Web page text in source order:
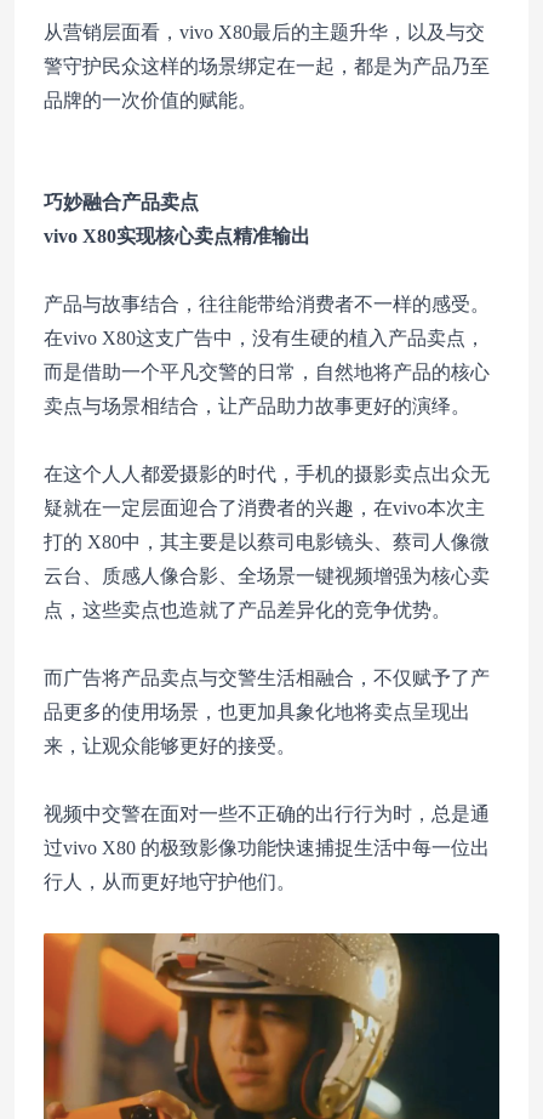
从营销层面看，vivo X80最后的主题升华，以及与交
警守护民众这样的场景绑定在一起，都是为产品乃至
品牌的一次价值的赋能。
巧妙融合产品卖点
vivo X80实现核心卖点精准输出
产品与故事结合，往往能带给消费者不一样的感受。
在vivo X80这支广告中，没有生硬的植入产品卖点，
而是借助一个平凡交警的日常，自然地将产品的核心
卖点与场景相结合，让产品助力故事更好的演绎。
在这个人人都爱摄影的时代，手机的摄影卖点出众无
疑就在一定层面迎合了消费者的兴趣，在vivo本次主
打的 X80中，其主要是以蔡司电影镜头、蔡司人像微
云台、质感人像合影、全场景一键视频增强为核心卖
点，这些卖点也造就了产品差异化的竞争优势。
而广告将产品卖点与交警生活相融合，不仅赋予了产
品更多的使用场景，也更加具象化地将卖点呈现出
来，让观众能够更好的接受。
视频中交警在面对一些不正确的出行行为时，总是通
过vivo X80 的极致影像功能快速捕捉生活中每一位出
行人，从而更好地守护他们。